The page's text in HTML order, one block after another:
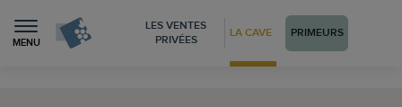
MENU
LES VENTES
PRIVÉES
LA CAVE PRIMEURS